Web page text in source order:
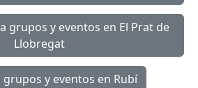
grupos y eventos en El Prat de
Llobregat
y eventos en Rubí